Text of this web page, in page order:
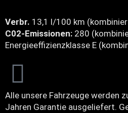
Verbr. 13,1 l/100 km
C02-Emissionen: 280
Energieeffizienzklasse E
Alle unsere Fahrzeuge werden
Jahren Garantie ausgeliefert.